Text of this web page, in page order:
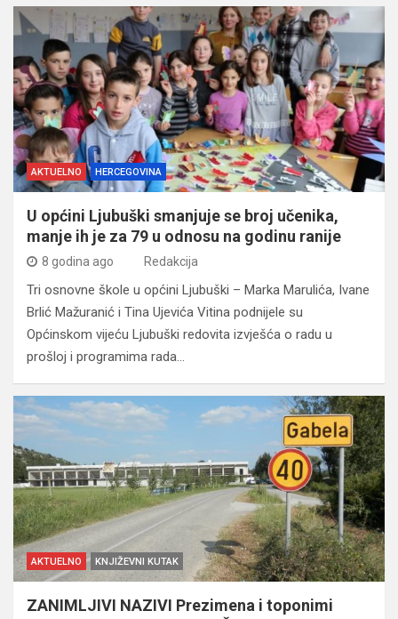
AKTUELNO HERCEGOVINA
U općini Ljubuški smanjuje se broj učenika,
manje ih je za 79 u odnosu na godinu ranije
8 godina ago Redakcija
Tri osnovne škole u općini Ljubuški – Marka Marulića, Ivane
Brlić Mažuranić i Tina Ujevića Vitina podnijele su
Općinskom vijeću Ljubuški redovita izvješća o radu u
prošloj i programima rada…
AKTUELNO KNJIŽEVNI KUTAK
ZANIMLJIVI NAZIVI Prezimena i toponimi